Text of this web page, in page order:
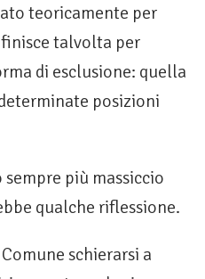
teoricamente per
talvolta per
di esclusione: quella
posizioni
più massiccio
qualche riflessione.
schierarsi a